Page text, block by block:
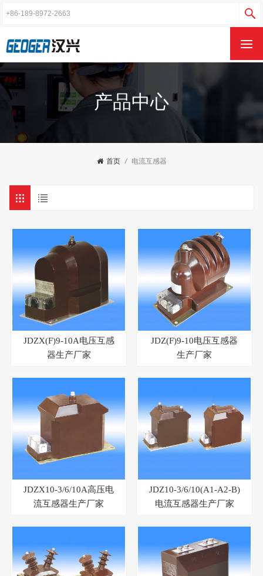
产品中心
首页 / 电流互感器
JDZX(F)9-10A电压互感
器生产厂家
JDZ(F)9-10电压互感器
生产厂家
JDZX10-3/6/10A高压电
流互感器生产厂家
JDZ10-3/6/10(A1-A2-B)
电流互感器生产厂家